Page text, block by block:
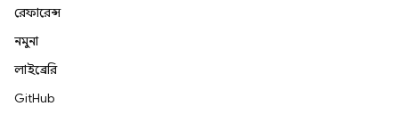
রেফারেন্স
নমুনা
লাইব্রেরি
GitHub